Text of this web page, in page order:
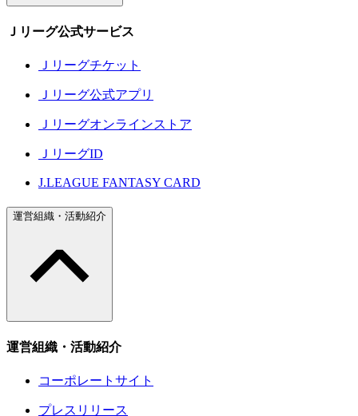
Ｊリーグ公式サービス
Ｊリーグチケット
Ｊリーグ公式アプリ
Ｊリーグオンラインストア
ＪリーグID
J.LEAGUE FANTASY CARD
運営組織・活動紹介
運営組織・活動紹介
コーポレートサイト
プレスリリース